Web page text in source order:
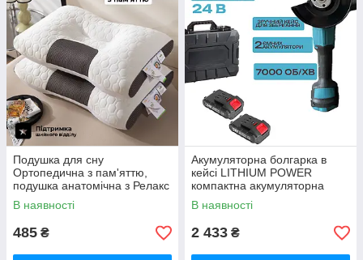
Подушка для сну
Ортопедична з пам'яттю,
подушка анатомічна з Релакс
ефектом 48х74см
В наявності
485 ₴
Акумуляторна болгарка в
кейсі LITHIUM POWER
компактна акумуляторна
болгарка, 2 акумулятори 24V
В наявності
2 433 ₴